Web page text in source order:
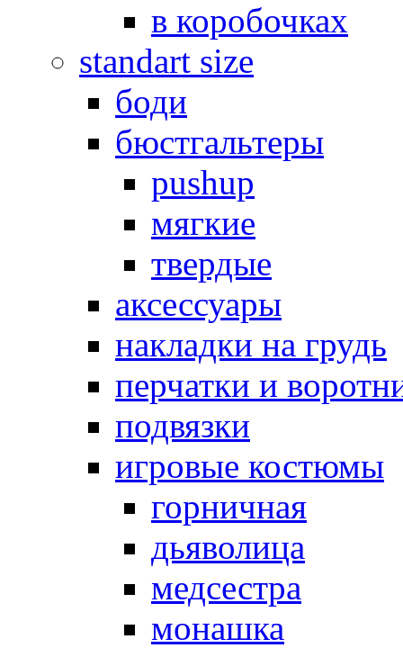
в коробочках
standart size
боди
бюстгальтеры
pushup
мягкие
твердые
аксессуары
накладки на грудь
перчатки и
подвязки
игровые костюмы
горничная
дьяволица
медсестра
монашка